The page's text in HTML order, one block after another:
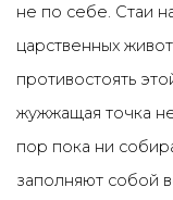
не по себе. Стаи
царственных
противостоять
жужжащая точка
пор пока ни
заполняют собой